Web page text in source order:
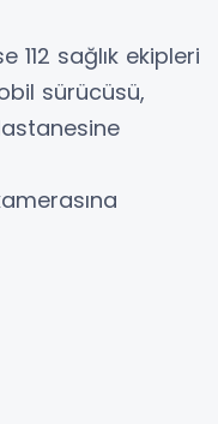
sağlık ekipleri
sürücüsü,